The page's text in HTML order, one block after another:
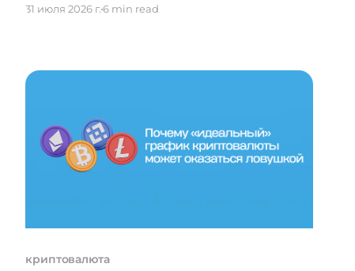
разработчика программного
активом является исходный код, то для AI-
бизнеса
31 июля 2026 г.6 min read
криптовалюта